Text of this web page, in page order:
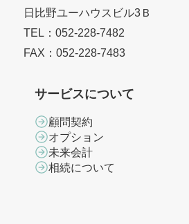
日比野ユーハウスビル3Ｂ
TEL：052-228-7482
FAX：052-228-7483
サービスについて
顧問契約
オプション
未来会計
相続について